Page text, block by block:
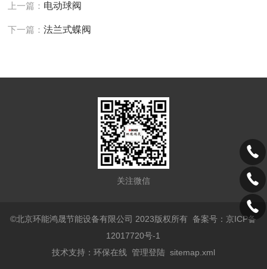
上一篇： 电动球阀
下一篇：法兰式蝶阀
关注微信
©北京环能鸿晟节能设备有限公司 2023版权所有备案号：京ICP备
12017720号-1
技术支持： 环保在线 管理登陆 sitemap.xml